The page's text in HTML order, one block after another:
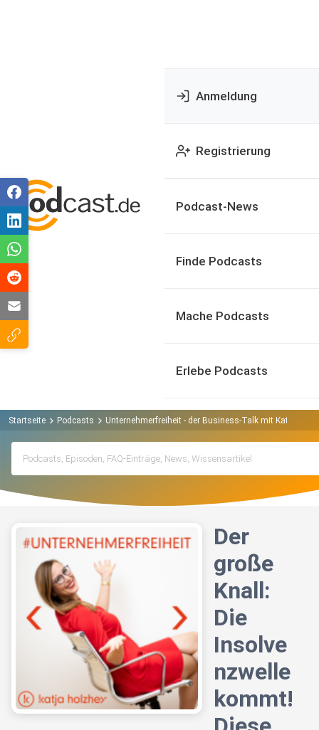
Anmeldung
Registrierung
Podcast-News
Finde Podcasts
Mache Podcasts
Erlebe Podcasts
Startseite Podcasts Unternehmerfreiheit - der Business-Talk mit Katja
Der
große
Knall:
Die
Insolve
nzwelle
kommt!